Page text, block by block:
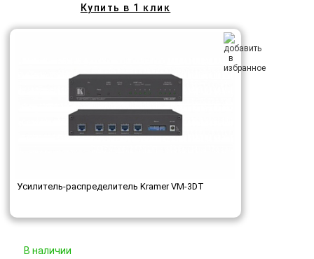
Купить в 1 клик
Усилитель-распределитель Kramer VM-3DT
В наличии